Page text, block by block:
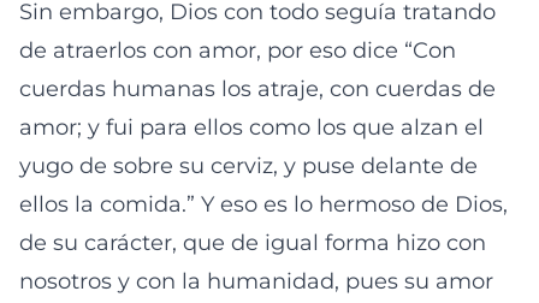
Sin embargo, Dios con todo seguía tratando
de atraerlos con amor, por eso dice “Con
cuerdas humanas los atraje, con cuerdas de
amor; y fui para ellos como los que alzan el
yugo de sobre su cerviz, y puse delante de
ellos la comida.” Y eso es lo hermoso de Dios,
de su carácter, que de igual forma hizo con
nosotros y con la humanidad, pues su amor